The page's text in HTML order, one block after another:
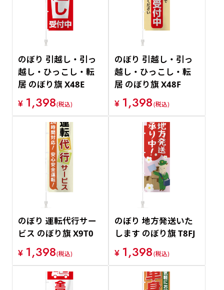
のぼり 引越し・引っ
越し・ひっこし・転
居 のぼり旗 X48E
¥ 1,398(税込)
のぼり 引越し・引っ
越し・ひっこし・転
居 のぼり旗 X48F
¥ 1,398(税込)
のぼり 運転代行サー
ビス のぼり旗 X9T0
¥ 1,398(税込)
のぼり 地方発送いた
します のぼり旗 T8FJ
¥ 1,398(税込)